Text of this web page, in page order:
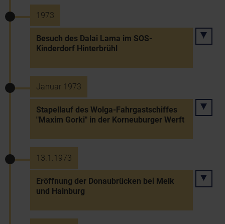
1973
Besuch des Dalai Lama im SOS-
Kinderdorf Hinterbrühl
Januar 1973
Stapellauf des Wolga-Fahrgastschiffes
"Maxim Gorki" in der Korneuburger Werft
13.1.1973
Eröffnung der Donaubrücken bei Melk
und Hainburg